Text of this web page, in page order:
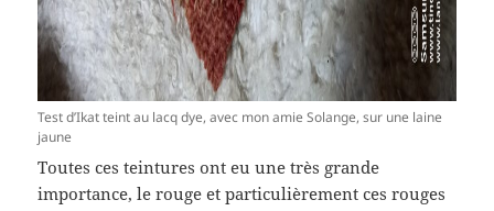
Test d’Ikat teint au lacq dye, avec mon amie Solange, sur une laine
jaune
Toutes ces teintures ont eu une très grande
importance, le rouge et particulièrement ces rouges